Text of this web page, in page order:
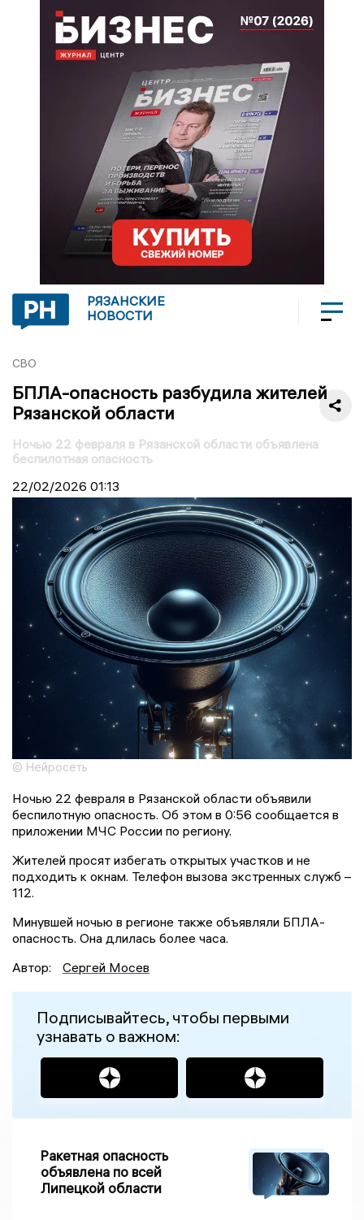
РЯЗАНСКИЕ
НОВОСТИ
СВО
БПЛА-опасность разбудила жителей
Рязанской области
Ночью 22 февраля в Рязанской области объявлена
беспилотная опасность
22/02/2026 01:13
© Нейросеть
Ночью 22 февраля в Рязанской области объявили
беспилотную опасность. Об этом в 0:56 сообщается в
приложении МЧС России по региону.
Жителей просят избегать открытых участков и не
подходить к окнам. Телефон вызова экстренных служб –
112.
Минувшей ночью в регионе также объявляли БПЛА-
опасность. Она длилась более часа.
Автор:
Сергей Мосев
Подписывайтесь, чтобы первыми
узнавать о важном:
Ракетная опасность
объявлена по всей
Липецкой области